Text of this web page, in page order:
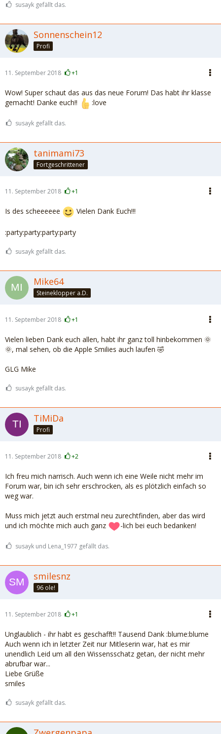
susayk gefällt das.
Sonnenschein12
Profi
11. September 2018 +1
Wow! Super schaut das aus das neue Forum! Das habt ihr klasse
gemacht! Danke euch!!
:love
susayk gefällt das.
tanimami73
Fortgeschrittener
11. September 2018 +1
Is des scheeeeee Vielen Dank Euch!!!
:party:party:party:party
susayk gefällt das.
Mike64
Steineklopper a.D.
11. September 2018 +1
Vielen lieben Dank euch allen, habt ihr ganz toll hinbekommen 🌞
🌞, mal sehen, ob die Apple Smilies auch laufen 🤣
GLG Mike
susayk gefällt das.
TiMiDa
Profi
11. September 2018 +2
Ich freu mich narrisch. Auch wenn ich eine Weile nicht mehr im
Forum war, bin ich sehr erschrocken, als es plötzlich einfach so
weg war.
Muss mich jetzt auch erstmal neu zurechtfinden, aber das wird
und ich möchte mich auch ganz
-lich bei euch bedanken!
susayk und Lena_1977 gefällt das.
smilesnz
96 ole!
11. September 2018 +1
Unglaublich - ihr habt es geschafft!! Tausend Dank :blume:blume
Auch wenn ich in letzter Zeit nur Mitleserin war, hat es mir
unendlich Leid um all den Wissensschatz getan, der nicht mehr
abrufbar war...
Liebe Grüße
smiles
susayk gefällt das.